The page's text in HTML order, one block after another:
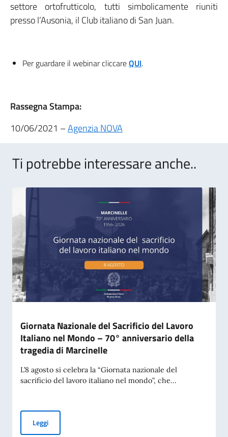
settore ortofrutticolo, tutti simbolicamente riuniti
presso l’Ausonia, il Club italiano di San Juan.
Per guardare il webinar cliccareQUI.
Rassegna Stampa:
10/06/2021 –Agenzia NOVA
Ti potrebbe interessare anche..
Giornata Nazionale del Sacrificio del Lavoro
Italiano nel Mondo – 70° anniversario della
tragedia di Marcinelle
L’8 agosto si celebra la “Giornata nazionale del
sacrificio del lavoro italiano nel mondo”, che...
LeggiGiornata Nazionale del Sacrificio del Lavoro Italiano nel